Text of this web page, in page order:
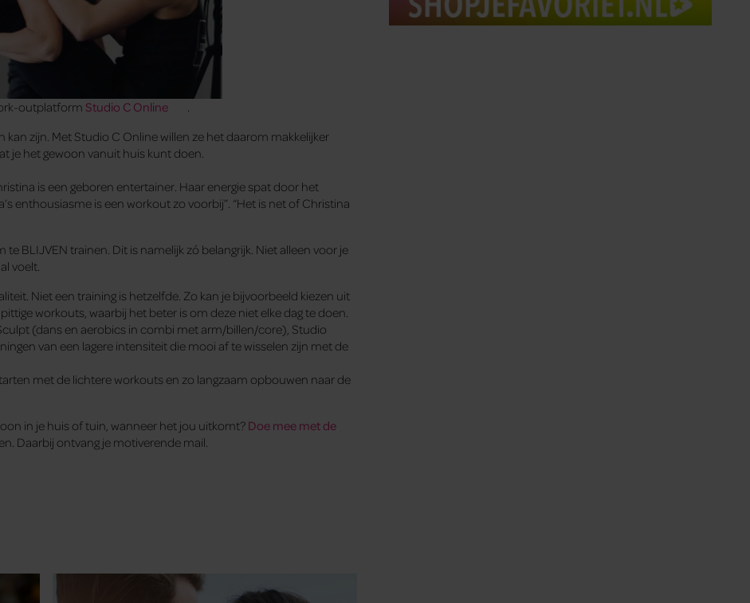
outplatform Studio C Online
.
zijn. Met Studio C Online willen ze het daarom makkelijker
je het gewoon vanuit huis kunt doen.
is een geboren entertainer. Haar energie spat door het
enthousiasme is een workout zo voorbij”. “Het is net of Christina
BLIJVEN trainen. Dit is namelijk zó belangrijk. Niet alleen voor je
voelt.
Niet een training is hetzelfde. Zo kan je bijvoorbeeld kiezen uit
workouts, waarbij het beter is om deze niet elke dag te doen.
(dans en aerobics in combi met arm/billen/core), Studio
van een lagere intensiteit die mooi af te wisselen zijn met de
met de lichtere workouts en zo langzaam opbouwen naar de
in je huis of tuin, wanneer het jou uitkomt? Doe mee met de
Daarbij ontvang je motiverende mail.